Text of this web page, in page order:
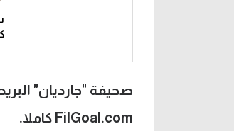
صحيفة "جارديان"
FilGoal.com كاملا.